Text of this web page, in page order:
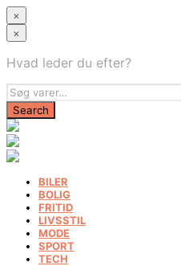
×
×
Hvad leder du efter?
BILER
BOLIG
FRITID
LIVSSTIL
MODE
SPORT
TECH